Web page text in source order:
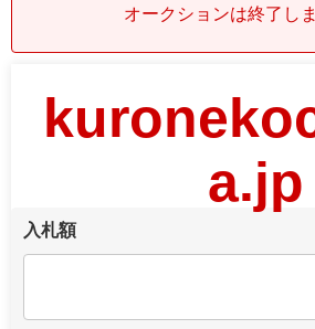
オークションは終了し
a.jp
入札額